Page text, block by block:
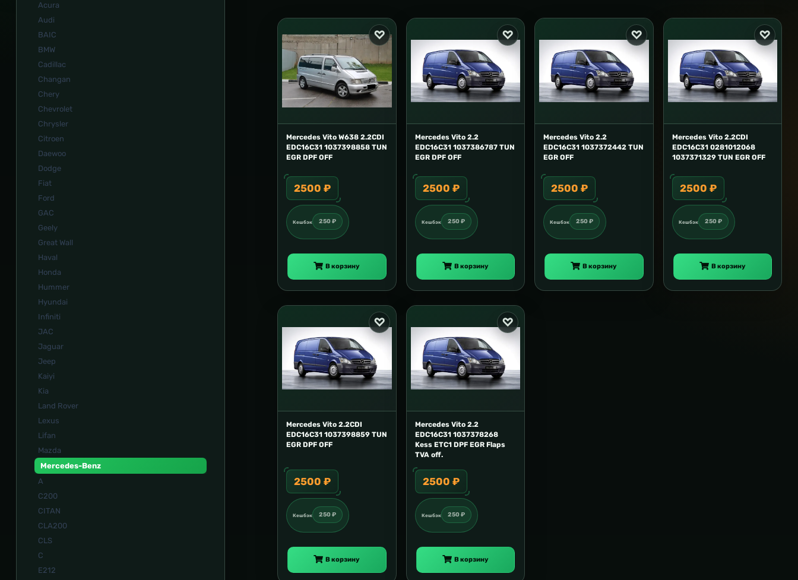
Acura
Audi
BAIC
BMW
Cadillac
Changan
Chery
Chevrolet
Chrysler
Citroen
Daewoo
Dodge
Fiat
Ford
GAC
Geely
Great Wall
Haval
Honda
Hummer
Hyundai
Infiniti
JAC
Jaguar
Jeep
Kaiyi
Kia
Land Rover
Lexus
Lifan
Mazda
Mercedes-Benz
A
C200
CITAN
CLA200
CLS
C
E212
Mercedes Vito W638 2.2CDI
EDC16C31 1037398858 TUN
EGR DPF OFF
2500 ₽
Кешбэк 250 ₽
В корзину
Mercedes Vito 2.2
EDC16C31 1037386787 TUN
EGR DPF OFF
2500 ₽
Кешбэк 250 ₽
В корзину
Mercedes Vito 2.2
EDC16C31 1037372442 TUN
EGR OFF
2500 ₽
Кешбэк 250 ₽
В корзину
Mercedes Vito 2.2CDI
EDC16C31 0281012068
1037371329 TUN EGR OFF
2500 ₽
Кешбэк 250 ₽
В корзину
Mercedes Vito 2.2CDI
EDC16C31 1037398859 TUN
EGR DPF OFF
2500 ₽
Кешбэк 250 ₽
В корзину
Mercedes Vito 2.2
EDC16C31 1037378268
Kess ETC1 DPF EGR Flaps
TVA off.
2500 ₽
Кешбэк 250 ₽
В корзину